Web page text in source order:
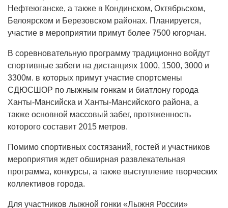
Нефтеюганске, а также в Кондинском, Октябрьском,
Белоярском и Березовском районах. Планируется,
участие в мероприятии примут более 7500 югорчан.
В соревновательную программу традиционно войдут
спортивные забеги на дистанциях 1000, 1500, 3000 и
3300м. в которых примут участие спортсмены
СДЮСШОР по лыжным гонкам и биатлону города
Ханты-Мансийска и Ханты-Мансийского района, а
также основной массовый забег, протяженность
которого составит 2015 метров.
Помимо спортивных состязаний, гостей и участников
мероприятия ждет обширная развлекательная
программа, конкурсы, а также выступление творческих
коллективов города.
Для участников лыжной гонки «Лыжня России»